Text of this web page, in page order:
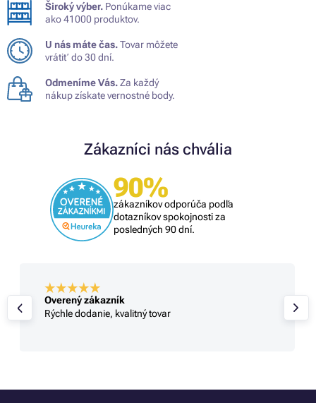
Široký výber. Ponúkame viac
ako 41000 produktov.
U nás máte čas.Tovar môžete
vrátiť do 30 dní.
Odmeníme Vás.Za každý
nákup získate vernostné body.
Zákazníci nás chvália
90%
zákazníkov odporúča podľa
dotazníkov spokojnosti za
posledných 90 dní.
Overený zákazník
Rýchle dodanie, kvalitný tovar